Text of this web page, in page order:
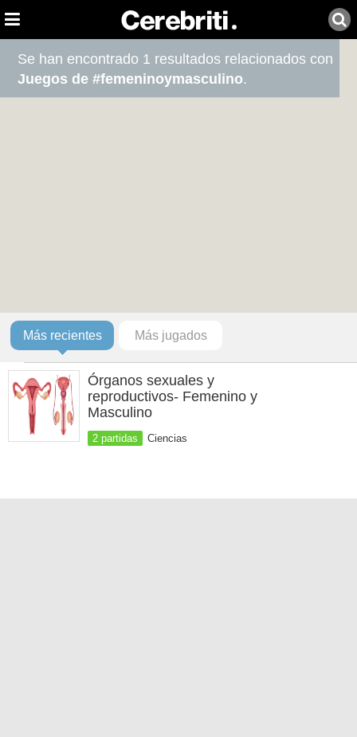
Se han encontrado 1 resultados relacionados con
Juegos de #femeninoymasculino.
Más recientes Más jugados
Órganos sexuales y
reproductivos- Femenino y
Masculino
2 partidas Ciencias